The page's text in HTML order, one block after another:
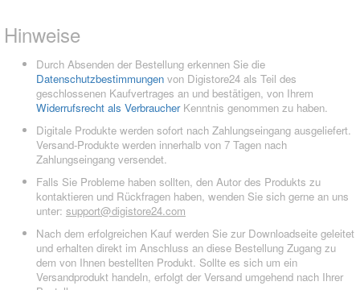
Hinweise
Durch Absenden der Bestellung erkennen Sie die
Datenschutzbestimmungen von Digistore24 als Teil des
geschlossenen Kaufvertrages an und bestätigen, von Ihrem
Widerrufsrecht als VerbraucherKenntnis genommen zu haben.
Digitale Produkte werden sofort nach Zahlungseingang ausgeliefert.
Versand-Produkte werden innerhalb von 7 Tagen nach
Zahlungseingang versendet.
Falls Sie Probleme haben sollten, den Autor des Produkts zu
kontaktieren und Rückfragen haben, wenden Sie sich gerne an uns
unter: support@digistore24.com
Nach dem erfolgreichen Kauf werden Sie zur Downloadseite geleitet
und erhalten direkt im Anschluss an diese Bestellung Zugang zu
dem von Ihnen bestellten Produkt. Sollte es sich um ein
Versandprodukt handeln, erfolgt der Versand umgehend nach Ihrer